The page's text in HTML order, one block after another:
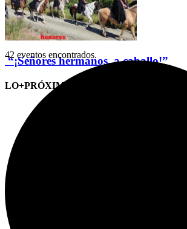
“¡Señores hermanos, a caballo!”
LO+PRÓXIMO (CITAS)
42 eventos encontrados.